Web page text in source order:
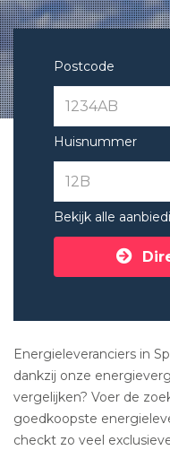
Postcode
Huisnummer
Bekijk alle
Energieleveranciers in
dankzij onze
vergelijken? Voer de
goedkoopste
checkt zo veel